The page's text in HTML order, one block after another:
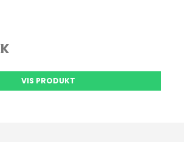
VIS PRODUKT